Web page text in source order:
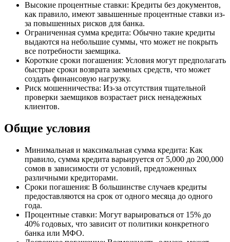
Высокие процентные ставки: Кредиты без документов,
как правило, имеют завышенные процентные ставки из-
за повышенных рисков для банка.
Ограниченная сумма кредита: Обычно такие кредиты
выдаются на небольшие суммы, что может не покрыть
все потребности заемщика.
Короткие сроки погашения: Условия могут предполагать
быстрые сроки возврата заемных средств, что может
создать финансовую нагрузку.
Риск мошенничества: Из-за отсутствия тщательной
проверки заемщиков возрастает риск ненадежных
клиентов.
Общие условия
Минимальная и максимальная сумма кредита: Как
правило, сумма кредита варьируется от 5,000 до 200,000
сомов в зависимости от условий, предложенных
различными кредиторами.
Сроки погашения: В большинстве случаев кредиты
предоставляются на срок от одного месяца до одного
года.
Процентные ставки: Могут варьироваться от 15% до
40% годовых, что зависит от политики конкретного
банка или МФО.